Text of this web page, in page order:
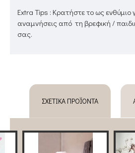
Extra Tips : Κρατήστε το ως ενθύμιο
αναμνήσεις από τη βρεφική /
σας.
ΣΧΕΤΙΚΆ ΠΡΟΪΌΝΤΑ